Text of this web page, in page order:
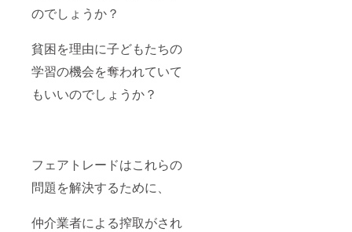
のでしょうか？
貧困を理由に子どもたちの
学習の機会を奪われていて
もいいのでしょうか？
フェアトレードはこれらの
問題を解決するために、
仲介業者による搾取がされ